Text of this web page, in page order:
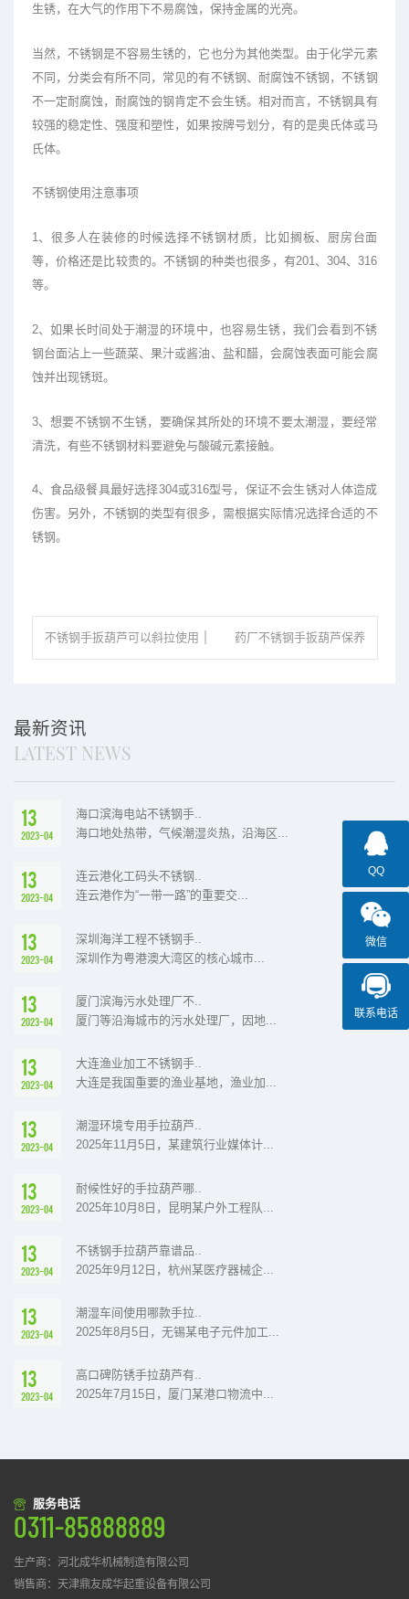
生锈，在大气的作用下不易腐蚀，保持金属的光亮。
当然，不锈钢是不容易生锈的，它也分为其他类型。由于化学元素
不同，分类会有所不同，常见的有不锈钢、耐腐蚀不锈钢，不锈钢
不一定耐腐蚀，耐腐蚀的钢肯定不会生锈。相对而言，不锈钢具有
较强的稳定性、强度和塑性，如果按牌号划分，有的是奥氏体或马
氏体。
不锈钢使用注意事项
1、很多人在装修的时候选择不锈钢材质，比如搁板、厨房台面
等，价格还是比较贵的。不锈钢的种类也很多，有201、304、316
等。
2、如果长时间处于潮湿的环境中，也容易生锈，我们会看到不锈
钢台面沾上一些蔬菜、果汁或酱油、盐和醋，会腐蚀表面可能会腐
蚀并出现锈斑。
3、想要不锈钢不生锈，要确保其所处的环境不要太潮湿，要经常
清洗，有些不锈钢材料要避免与酸碱元素接触。
4、食品级餐具最好选择304或316型号，保证不会生锈对人体造成
伤害。另外，不锈钢的类型有很多，需根据实际情况选择合适的不
锈钢。
不锈钢手扳葫芦可以斜拉使用 药厂不锈钢手扳葫芦保养
最新资讯
LATEST NEWS
13
2023-04
海口滨海电站不锈钢手..
海口地处热带，气候潮湿炎热，沿海区...
13
2023-04
连云港化工码头不锈钢..
连云港作为“一带一路”的重要交...
13
2023-04
深圳海洋工程不锈钢手..
深圳作为粤港澳大湾区的核心城市...
13
2023-04
厦门滨海污水处理厂不..
厦门等沿海城市的污水处理厂，因地...
13
2023-04
大连渔业加工不锈钢手..
大连是我国重要的渔业基地，渔业加...
13
2023-04
潮湿环境专用手拉葫芦..
2025年11月5日，某建筑行业媒体计...
13
2023-04
耐候性好的手拉葫芦哪..
2025年10月8日，昆明某户外工程队...
13
2023-04
不锈钢手拉葫芦靠谱品..
2025年9月12日，杭州某医疗器械企...
13
2023-04
潮湿车间使用哪款手拉..
2025年8月5日，无锡某电子元件加工...
13
2023-04
高口碑防锈手拉葫芦有..
2025年7月15日，厦门某港口物流中...
服务电话
0311-85888889
生产商：河北成华机械制造有限公司
销售商：天津鼎友成华起重设备有限公司
QQ
微信
联系电话